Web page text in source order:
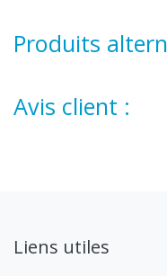
Produits
Avis client :
Liens utiles